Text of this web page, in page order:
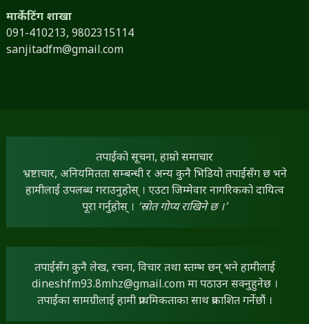
मार्केटिंग शाखा
091-410213, 9802315114
sanjitadfm@gmail.com
तपाईंको सूचना, हाम्रो समाचार
भ्रष्टाचार, अनियमितता सम्बन्धी र अन्य कुनै भिडियो तपाईंसँग छ भने
हामीलाई उपलब्ध गराउनुहोस् । एउटा जिम्मेवार नागरिकको दायित्व
पूरा गर्नुहोस् । ‘स्रोत गोप्य राखिने छ ।’
तपाईंसँग कुनै लेख, रचना, विचार तथा स्तम्भ छन् भने हामीलाई
dineshfm93.8mhz@gmail.comमा पठाउन सक्नुहुनेछ ।
तपाईंका सामग्रीलाई हामी प्राथमिकताका साथ प्रकाशित गर्नेछौं ।